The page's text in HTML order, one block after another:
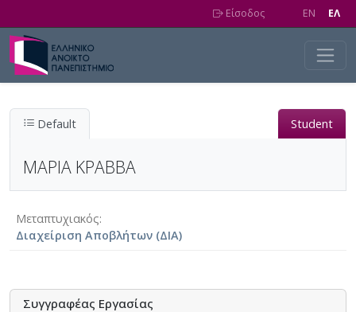
Είσοδος EN EΛ
Default Student
ΜΑΡΙΑ ΚΡΑΒΒΑ
Μεταπτυχιακός
Διαχείριση Αποβλήτων (ΔΙΑ)
Συγγραφέας Εργασίας